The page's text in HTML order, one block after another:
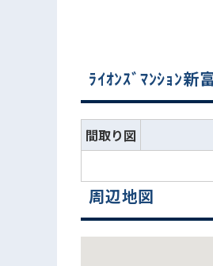
ﾗｲｵﾝｽﾞﾏﾝｼｮﾝ新
間取り図
周辺地図